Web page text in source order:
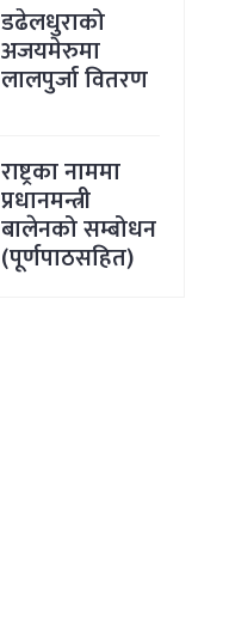
डढेलधुराको
अजयमेरुमा
लालपुर्जा वितरण
राष्ट्रका नाममा
प्रधानमन्त्री
बालेनको सम्बोधन
(पूर्णपाठसहित)